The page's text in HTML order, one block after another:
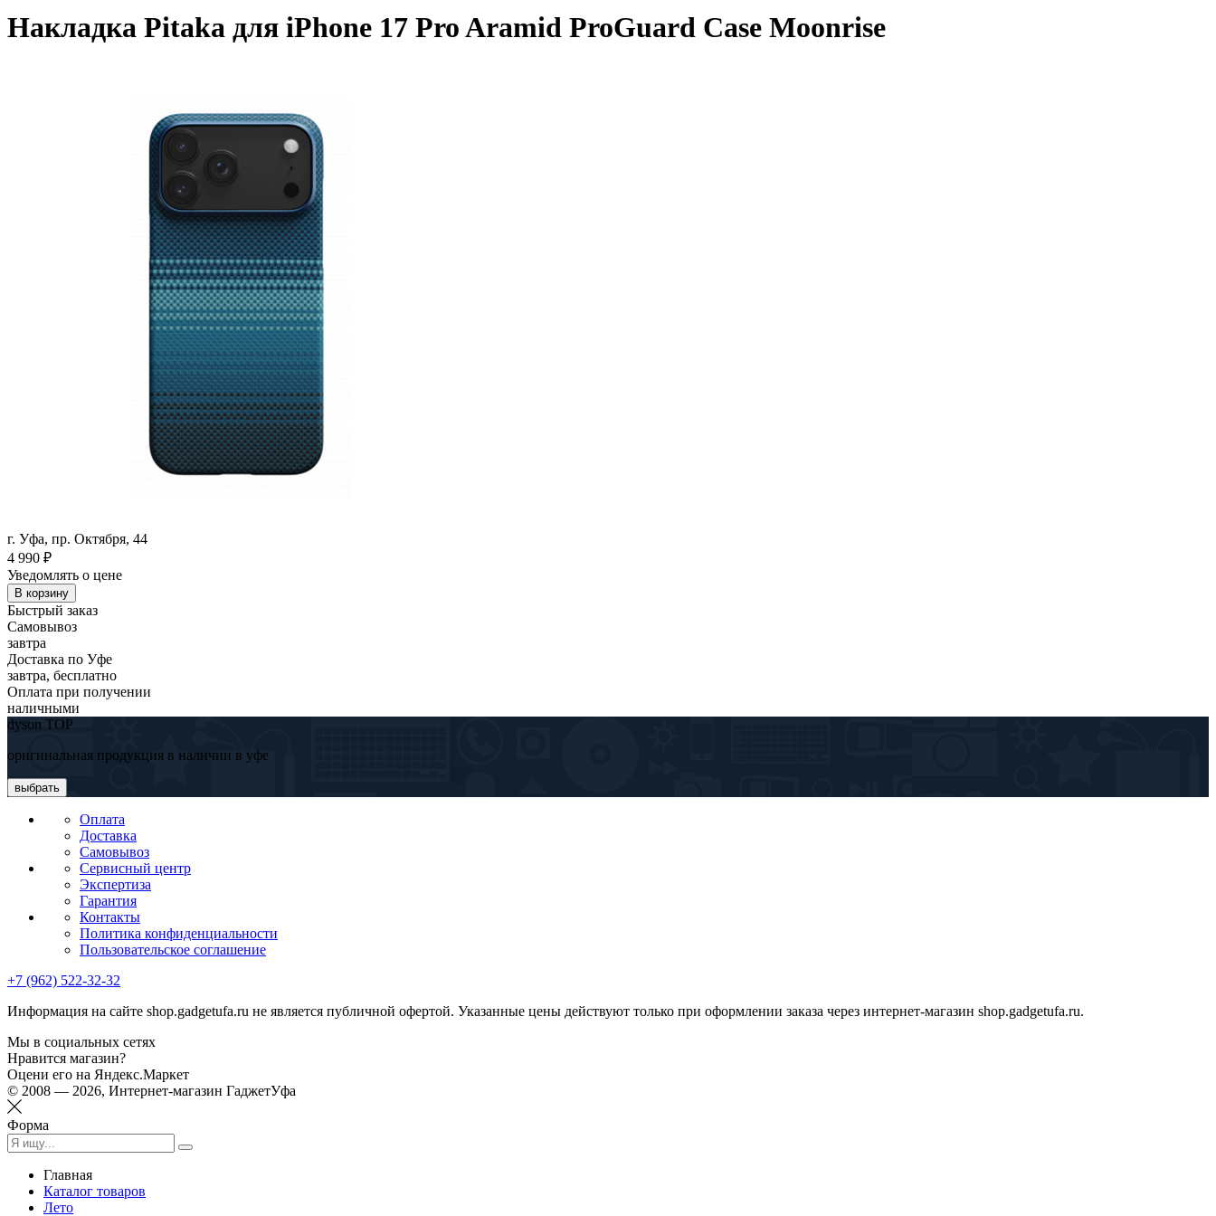
Накладка Pitaka для iPhone 17 Pro Aramid ProGuard Case Moonrise
г. Уфа, пр. Октября, 44
4 990 ₽
Уведомлять о цене
В корзину
Быстрый заказ
Самовывоз
завтра
Доставка по Уфе
завтра, бесплатно
Оплата при получении
наличными
dyson TOP
оригинальная продукция в наличии в уфе
выбрать
Оплата
Доставка
Самовывоз
Сервисный центр
Экспертиза
Гарантия
Контакты
Политика конфиденциальности
Пользовательское соглашение
+7 (962) 522-32-32
Информация на сайте shop.gadgetufa.ru не является публичной офертой. Указанные цены действуют только при оформлении заказа через интернет-магазин shop.gadgetufa.ru.
Мы в социальных сетях
Нравится магазин?
Оцени его на Яндекс.Маркет
© 2008 — 2026, Интернет-магазин ГаджетУфа
Форма
Главная
Каталог товаров
Лето